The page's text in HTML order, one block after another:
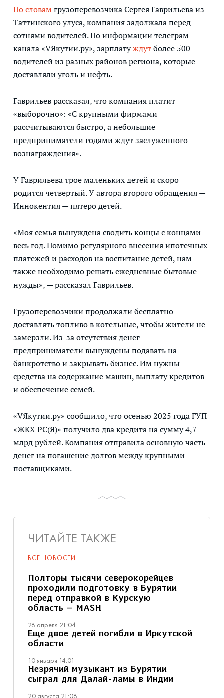
По словамгрузоперевозчика Сергея Гаврильева из
Таттинского улуса, компания задолжала перед
сотнями водителей. По информации телеграм-
канала «VЯкутии.ру», зарплатуждутболее 500
водителей из разных районов региона, которые
доставляли уголь и нефть.
Гаврильев рассказал, что компания платит
«выборочно»: «С крупными фирмами
рассчитываются быстро, а небольшие
предприниматели годами ждут заслуженного
вознаграждения».
У Гаврильева трое маленьких детей и скоро
родится четвертый. У автора второго обращения —
Иннокентия — пятеро детей.
«Моя семья вынуждена сводить концы с концами
весь год. Помимо регулярного внесения ипотечных
платежей и расходов на воспитание детей, нам
также необходимо решать ежедневные бытовые
нужды», — рассказал Гаврильев.
Грузоперевозчики продолжали бесплатно
доставлять топливо в котельные, чтобы жители не
замерзли. Из-за отсутствия денег
предприниматели вынуждены подавать на
банкротство и закрывать бизнес. Им нужны
средства на содержание машин, выплату кредитов
и обеспечение семей.
«VЯкутии.ру» сообщило, что осенью 2025 года ГУП
«ЖКХ РС(Я)» получило два кредита на сумму 4,7
млрд рублей. Компания отправила основную часть
денег на погашение долгов между крупными
поставщиками.
ЧИТАЙТЕ ТАКЖЕ
ВСЕ НОВОСТИ
Полторы тысячи северокорейцев
проходили подготовку в Бурятии
перед отправкой в Курскую
область — MASH
28 апреля 21:04
Еще двое детей погибли в Иркутской
области
10 января 14:01
Незрячий музыкант из Бурятии
сыграл для Далай-ламы в Индии
20 августа 21:08